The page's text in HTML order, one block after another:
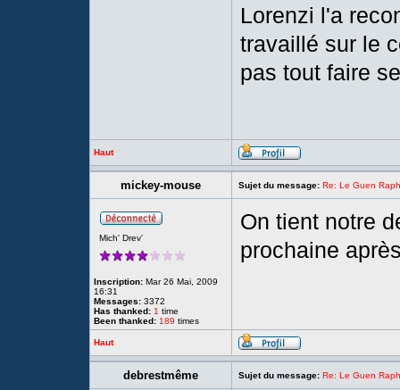
Lorenzi l'a
travaillé sur le
pas tout faire
Haut
mickey-mouse Sujet du message: Re: Le Guen
Mich' Drev'
Inscription: Mar 26 Mai, 2009
16:31
Messages: 3372
Has thanked: 1 time
Been thanked: 189 times
On tient notre
prochaine
Haut
debrestmême Sujet du message: Re: Le Guen